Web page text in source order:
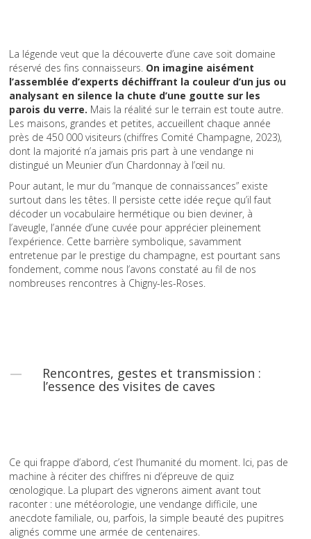
La légende veut que la découverte d’une cave soit domaine
réservé des fins connaisseurs. On imagine aisément
l’assemblée d’experts déchiffrant la couleur d’un jus ou
analysant en silence la chute d’une goutte sur les
parois du verre. Mais la réalité sur le terrain est toute autre.
Les maisons, grandes et petites, accueillent chaque année
près de 450 000 visiteurs (chiffres Comité Champagne, 2023),
dont la majorité n’a jamais pris part à une vendange ni
distingué un Meunier d’un Chardonnay à l’œil nu.
Pour autant, le mur du “manque de connaissances” existe
surtout dans les têtes. Il persiste cette idée reçue qu’il faut
décoder un vocabulaire hermétique ou bien deviner, à
l’aveugle, l’année d’une cuvée pour apprécier pleinement
l’expérience. Cette barrière symbolique, savamment
entretenue par le prestige du champagne, est pourtant sans
fondement, comme nous l’avons constaté au fil de nos
nombreuses rencontres à Chigny-les-Roses.
Rencontres, gestes et transmission :
l’essence des visites de caves
Ce qui frappe d’abord, c’est l’humanité du moment. Ici, pas de
machine à réciter des chiffres ni d’épreuve de quiz
œnologique. La plupart des vignerons aiment avant tout
raconter : une météorologie, une vendange difficile, une
anecdote familiale, ou, parfois, la simple beauté des pupitres
alignés comme une armée de centenaires.